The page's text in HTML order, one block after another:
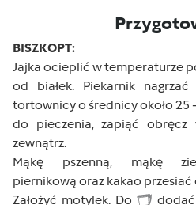
BISZKOPT:
Jajka ocieplić w temperaturze
od białek. Piekarnik
tortownicy o średnicy około 25
do pieczenia, zapiąć obręcz
zewnątrz.
Mąkę pszenną, mąkę
piernikową oraz kakao przesiać
Założyć motylek. Do